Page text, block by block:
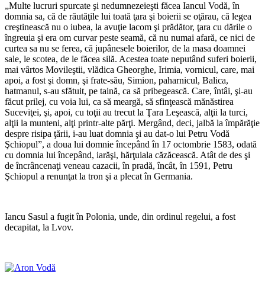
„Multe lucruri spurcate şi nedumnezeieşti făcea Iancul Vodă, în
domnia sa, că de răutăţile lui toată ţara şi boierii se oţărau, că legea
creştinească nu o iubea, la avuţie lacom şi prădător, ţara cu dările o
îngreuia şi era om curvar peste seamă, că nu numai afară, ce nici de
curtea sa nu se ferea, că jupânesele boierilor, de la masa doamnei
sale, le scotea, de le făcea silă. Acestea toate neputând suferi boierii,
mai vârtos Movileştii, vlădica Gheorghe, Irimia, vornicul, care, mai
apoi, a fost şi domn, şi frate-său, Simion, paharnicul, Balica,
hatmanul, s-au sfătuit, pe taină, ca să pribegească. Care, întâi, şi-au
făcut prilej, cu voia lui, ca să meargă, să sfinţească mănăstirea
Suceviţei, şi, apoi, cu toţii au trecut la Ţara Leşească, alţii la turci,
alţii la munteni, alţi printr-alte părţi. Mergând, deci, jalbă la împărăţie
despre risipa ţării, i-au luat domnia şi au dat-o lui Petru Vodă
Şchiopul”, a doua lui domnie începând în 17 octombrie 1583, odată
cu domnia lui începând, iarăşi, hărţuiala căzăcească. Atât de des şi
de încrâncenaţi veneau cazacii, în pradă, încât, în 1591, Petru
Şchiopul a renunţat la tron şi a plecat în Germania.
Iancu Sasul a fugit în Polonia, unde, din ordinul regelui, a fost
decapitat, la Lvov.